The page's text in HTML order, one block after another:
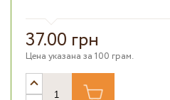
37.00 грн
Цена указана за 100 грам.